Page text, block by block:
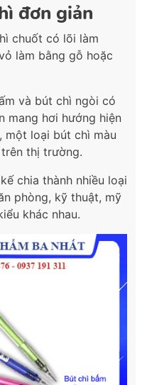
đơn giản
chuốt có lõi làm
làm bằng gỗ hoặc
và bút chì ngòi có
mang hơi hướng hiện
một loại bút chì màu
thị trường.
chia thành nhiều loại
phòng, kỹ thuật, mỹ
khác nhau.